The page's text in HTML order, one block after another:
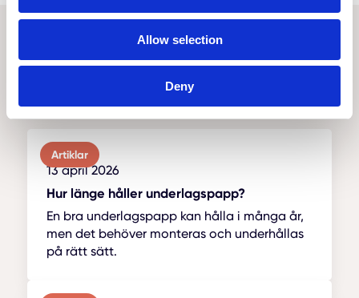
Allow selection
Deny
Relaterade nyheter
13 april 2026
Artiklar
Hur länge håller underlagspapp?
En bra underlagspapp kan hålla i många år,
men det behöver monteras och underhållas
på rätt sätt.